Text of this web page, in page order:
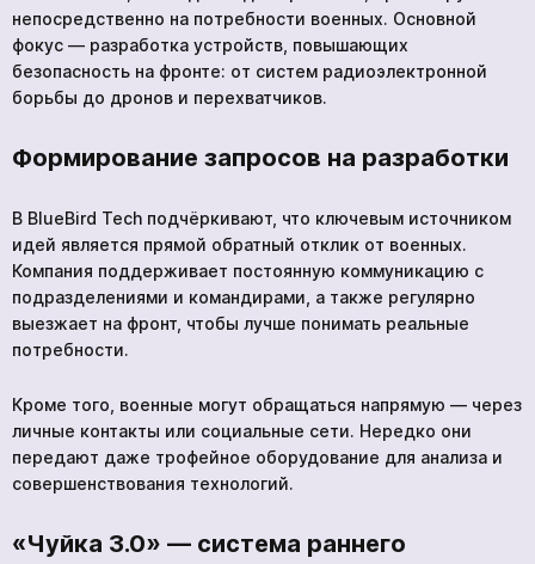
непосредственно на потребности военных. Основной
фокус — разработка устройств, повышающих
безопасность на фронте: от систем радиоэлектронной
борьбы до дронов и перехватчиков.
Формирование запросов на разработки
В BlueBird Tech подчёркивают, что ключевым источником
идей является прямой обратный отклик от военных.
Компания поддерживает постоянную коммуникацию с
подразделениями и командирами, а также регулярно
выезжает на фронт, чтобы лучше понимать реальные
потребности.
Кроме того, военные могут обращаться напрямую — через
личные контакты или социальные сети. Нередко они
передают даже трофейное оборудование для анализа и
совершенствования технологий.
«Чуйка 3.0» — система раннего